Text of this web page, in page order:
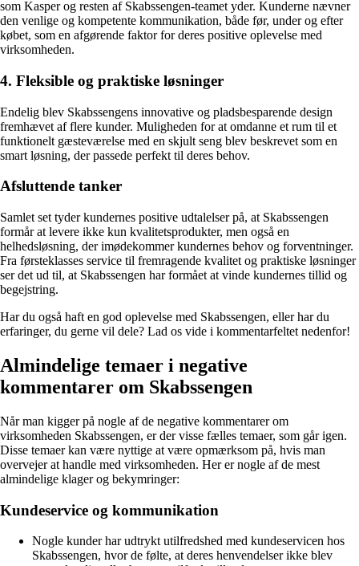
som Kasper og resten af Skabssengen-teamet yder. Kunderne nævner
den venlige og kompetente kommunikation, både før, under og efter
købet, som en afgørende faktor for deres positive oplevelse med
virksomheden.
4. Fleksible og praktiske løsninger
Endelig blev Skabssengens innovative og pladsbesparende design
fremhævet af flere kunder. Muligheden for at omdanne et rum til et
funktionelt gæsteværelse med en skjult seng blev beskrevet som en
smart løsning, der passede perfekt til deres behov.
Afsluttende tanker
Samlet set tyder kundernes positive udtalelser på, at Skabssengen
formår at levere ikke kun kvalitetsprodukter, men også en
helhedsløsning, der imødekommer kundernes behov og forventninger.
Fra førsteklasses service til fremragende kvalitet og praktiske løsninger
ser det ud til, at Skabssengen har formået at vinde kundernes tillid og
begejstring.
Har du også haft en god oplevelse med Skabssengen, eller har du
erfaringer, du gerne vil dele? Lad os vide i kommentarfeltet nedenfor!
Almindelige temaer i negative
kommentarer om Skabssengen
Når man kigger på nogle af de negative kommentarer om
virksomheden Skabssengen, er der visse fælles temaer, som går igen.
Disse temaer kan være nyttige at være opmærksom på, hvis man
overvejer at handle med virksomheden. Her er nogle af de mest
almindelige klager og bekymringer:
Kundeservice og kommunikation
Nogle kunder har udtrykt utilfredshed med kundeservicen hos
Skabssengen, hvor de følte, at deres henvendelser ikke blev